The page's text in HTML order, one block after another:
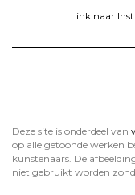
Link naar
Deze site is onderdeel van
op alle getoonde werken
kunstenaars. De
niet gebruikt worden